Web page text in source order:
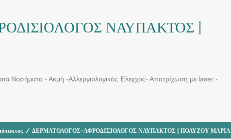
ΝΑΥΠΑΚΤΟΣ |
Νοσήματα - Ακμή -Αλλεργιολογικός Έλεγχος- Αποτρίχωση με laser -
/ ΔΕΡΜΑΤΟΛΟΓΟΣ-ΑΦΡΟΔΙΣΙΟΛΟΓΟΣ ΝΑΥΠΑΚΤΟΣ | ΠΟΛΥΖΟΥ ΜΑΡΙΑ